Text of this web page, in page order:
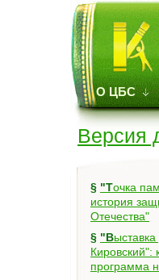
О ЦБС
Версия
§ "Точка памяти: Живая
история
Отечества"
§ "Выставка достижений:
Кировский":
программа